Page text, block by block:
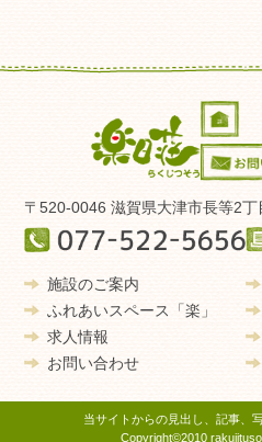
〒520-0046 滋賀県大津市長等2丁
施設のご案内
ふれあいスペース「楽」
求人情報
お問い合わせ
当サイトからの見出し、記事、
Copyright©2010